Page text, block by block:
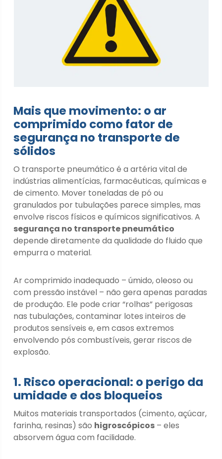
Mais que movimento: o ar
comprimido como fator de
segurança no transporte de
sólidos
O transporte pneumático é a artéria vital de
indústrias alimentícias, farmacêuticas, químicas e
de cimento. Mover toneladas de pó ou
granulados por tubulações parece simples, mas
envolve riscos físicos e químicos significativos. A
segurança no transporte pneumático
depende diretamente da qualidade do fluido que
empurra o material.
Ar comprimido inadequado – úmido, oleoso ou
com pressão instável – não gera apenas paradas
de produção. Ele pode criar “rolhas” perigosas
nas tubulações, contaminar lotes inteiros de
produtos sensíveis e, em casos extremos
envolvendo pós combustíveis, gerar riscos de
explosão.
1. Risco operacional: o perigo da
umidade e dos bloqueios
Muitos materiais transportados (cimento, açúcar,
farinha, resinas) são higroscópicos – eles
absorvem água com facilidade.